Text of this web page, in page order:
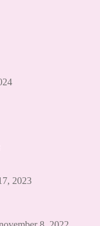
2023